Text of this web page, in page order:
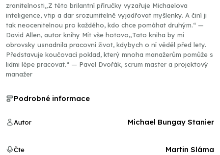
zranitelnosti„Z této brilantní příručky vyzařuje Michaelova
inteligence, vtip a dar srozumitelně vyjadřovat myšlenky. A činí ji
tak neocenitelnou pro každého, kdo chce pomáhat druhým.“ —
David Allen, autor knihy Mít vše hotovo„Tato kniha by mi
obrovsky usnadnila pracovní život, kdybych o ní věděl před lety.
Představuje koučovací poklad, který mnoha manažerům pomůže s
lidmi lépe pracovat.“ — Pavel Dvořák, scrum master a projektový
manažer
Podrobné informace
Autor Michael Bungay Stanier
Čte Martin Sláma